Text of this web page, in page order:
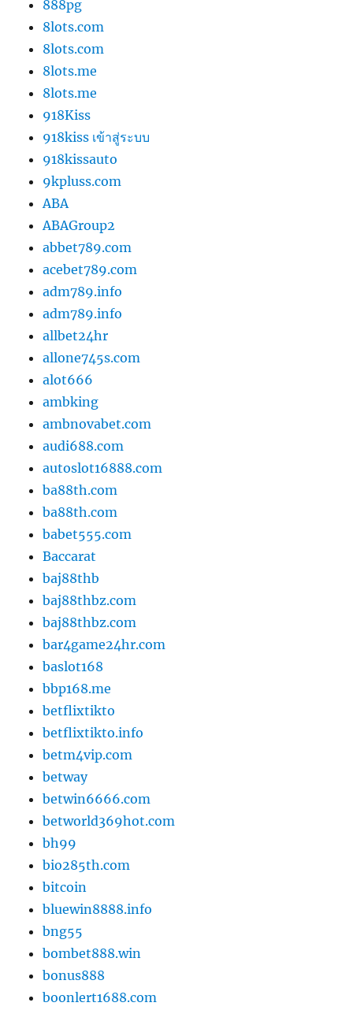
888pg
8lots.com
8lots.com
8lots.me
8lots.me
918Kiss
918kiss เข้าสู่ระบบ
918kissauto
9kpluss.com
ABA
ABAGroup2
abbet789.com
acebet789.com
adm789.info
adm789.info
allbet24hr
allone745s.com
alot666
ambking
ambnovabet.com
audi688.com
autoslot16888.com
ba88th.com
ba88th.com
babet555.com
Baccarat
baj88thb
baj88thbz.com
baj88thbz.com
bar4game24hr.com
baslot168
bbp168.me
betflixtikto
betflixtikto.info
betm4vip.com
betway
betwin6666.com
betworld369hot.com
bh99
bio285th.com
bitcoin
bluewin8888.info
bng55
bombet888.win
bonus888
boonlert1688.com